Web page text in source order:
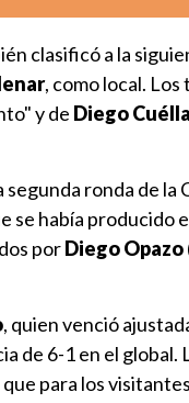
clasificó a la
, como local. Los
y de Diego
segunda ronda de la
se había producido
porDiego Opazo
, quien venció
de 6-1 en el global.
que para los